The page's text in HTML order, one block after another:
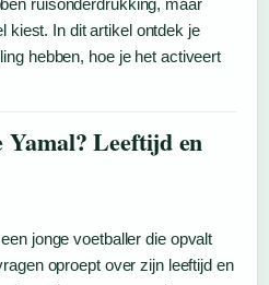
ruisonderdrukking, maar
kiest. In dit artikel ontdek je
hebben, hoe je het activeert
Leeftijd en
jonge voetballer die opvalt
oproept over zijn leeftijd en